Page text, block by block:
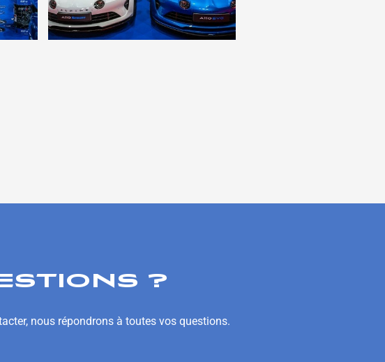
?
nous répondrons à toutes vos questions.